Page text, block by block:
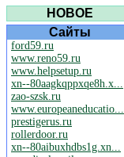
НОВОЕ
Сайты
ford59.ru
www.reno59.ru
www.helpsetup.ru
xn--80aagkqppxqe8h.x...
zao-szsk.ru
www.europeaneducatio...
prestigerus.ru
rollerdoor.ru
xn--80aibuxhdbs1g.xn...